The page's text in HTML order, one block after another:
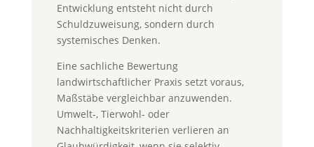
Entwicklung entsteht nicht durch
Schuldzuweisung, sondern durch
systemisches Denken.
Eine sachliche Bewertung
landwirtschaftlicher Praxis setzt voraus,
Maßstäbe vergleichbar anzuwenden.
Umwelt-, Tierwohl- oder
Nachhaltigkeitskriterien verlieren an